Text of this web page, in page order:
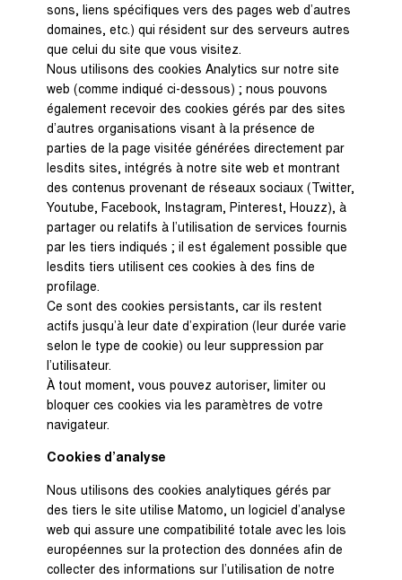
sons, liens spécifiques vers des pages web d’autres
domaines, etc.) qui résident sur des serveurs autres
que celui du site que vous visitez.
Nous utilisons des cookies Analytics sur notre site
web (comme indiqué ci-dessous) ; nous pouvons
également recevoir des cookies gérés par des sites
d’autres organisations visant à la présence de
parties de la page visitée générées directement par
lesdits sites, intégrés à notre site web et montrant
des contenus provenant de réseaux sociaux (Twitter,
Youtube, Facebook, Instagram, Pinterest, Houzz), à
partager ou relatifs à l’utilisation de services fournis
par les tiers indiqués ; il est également possible que
lesdits tiers utilisent ces cookies à des fins de
profilage.
Ce sont des cookies persistants, car ils restent
actifs jusqu’à leur date d’expiration (leur durée varie
selon le type de cookie) ou leur suppression par
l’utilisateur.
À tout moment, vous pouvez autoriser, limiter ou
bloquer ces cookies via les paramètres de votre
navigateur.
Cookies d’analyse
Nous utilisons des cookies analytiques gérés par
des tiers le site utilise Matomo, un logiciel d’analyse
web qui assure une compatibilité totale avec les lois
européennes sur la protection des données afin de
collecter des informations sur l’utilisation de notre